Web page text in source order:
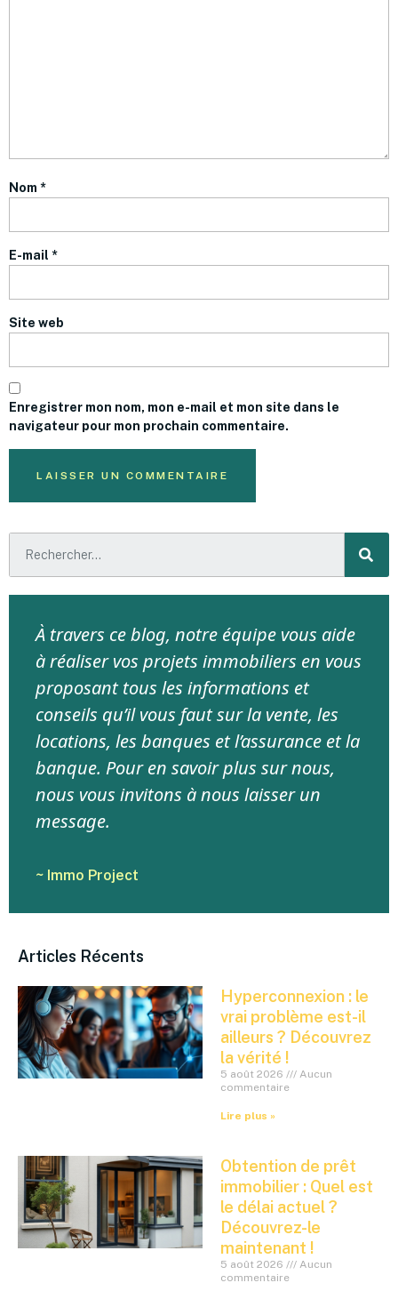
Nom *
E-mail *
Site web
Enregistrer mon nom, mon e-mail et mon site dans le
navigateur pour mon prochain commentaire.
À travers ce blog, notre équipe vous aide
à réaliser vos projets immobiliers en vous
proposant tous les informations et
conseils qu’il vous faut sur la vente, les
locations, les banques et l’assurance et la
banque. Pour en savoir plus sur nous,
nous vous invitons à nous laisser un
message.
~ Immo Project
Articles Récents
Hyperconnexion : le
vrai problème est-il
ailleurs ? Découvrez
la vérité !
5 août 2026
Aucun
commentaire
Lire plus »
Obtention de prêt
immobilier : Quel est
le délai actuel ?
Découvrez-le
maintenant !
5 août 2026
Aucun
commentaire